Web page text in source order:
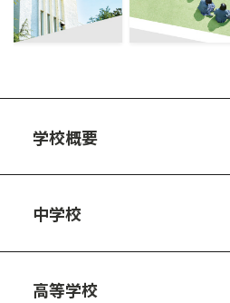
学校概要
中学校
高等学校